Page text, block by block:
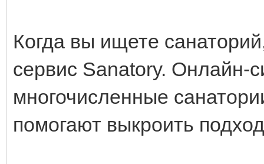
Когда вы ищете
сервис Sanatory. Онлайн-
многочисленные
помогают выкроить